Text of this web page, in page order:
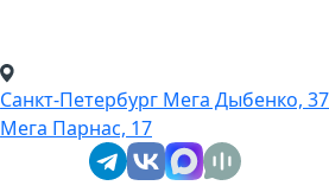
Санкт-Петербург Мега Дыбенко, 37
Мега Парнас, 17